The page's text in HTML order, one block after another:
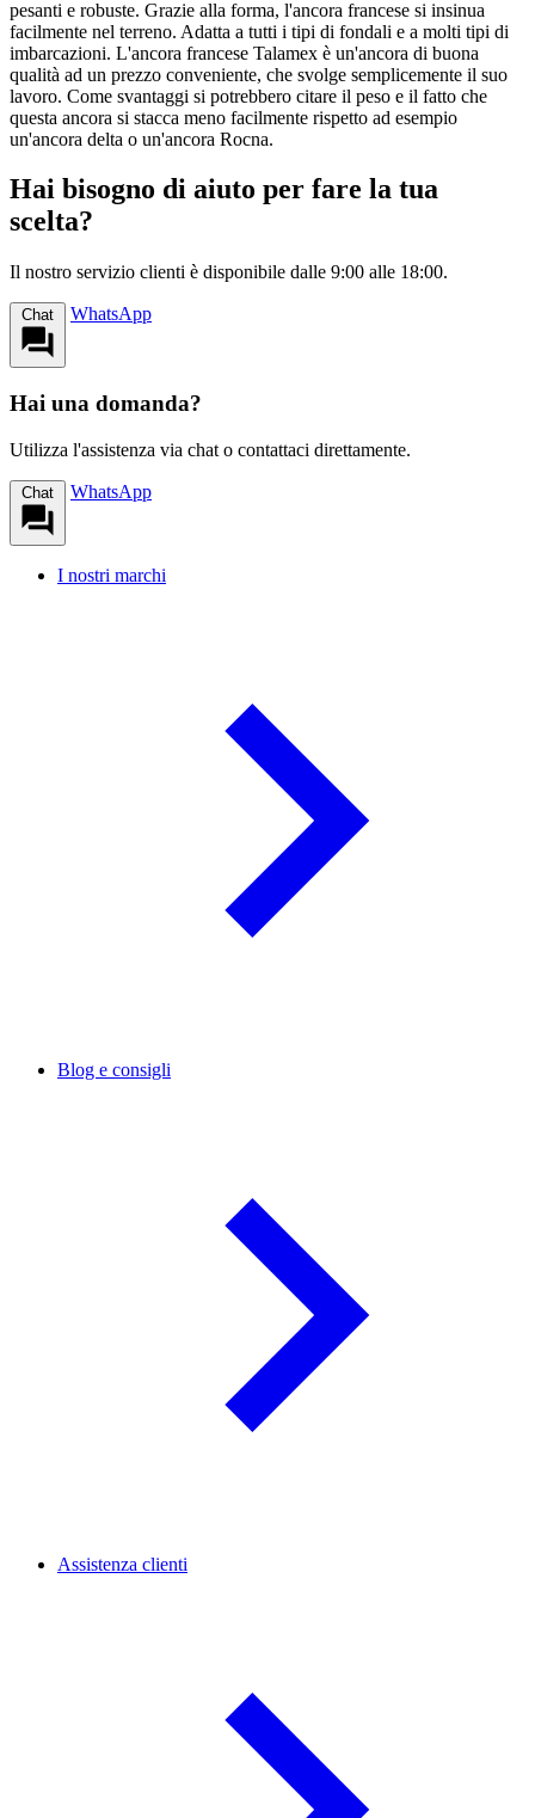
pesanti e robuste. Grazie alla forma, l'ancora francese si insinua
facilmente nel terreno. Adatta a tutti i tipi di fondali e a molti tipi di
imbarcazioni. L'ancora francese Talamex è un'ancora di buona
qualità ad un prezzo conveniente, che svolge semplicemente il suo
lavoro. Come svantaggi si potrebbero citare il peso e il fatto che
questa ancora si stacca meno facilmente rispetto ad esempio
un'ancora delta o un'ancora Rocna.
Hai bisogno di aiuto per fare la tua
scelta?
Il nostro servizio clienti è disponibile dalle 9:00 alle 18:00.
Chat WhatsApp
Hai una domanda?
Utilizza l'assistenza via chat o contattaci direttamente.
Chat WhatsApp
I nostri marchi
Blog e consigli
Assistenza clienti